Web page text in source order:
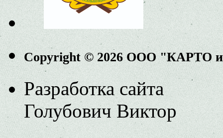
Copyright © 2026 ООО "КАРТО
Разработка сайта
Голубович Виктор